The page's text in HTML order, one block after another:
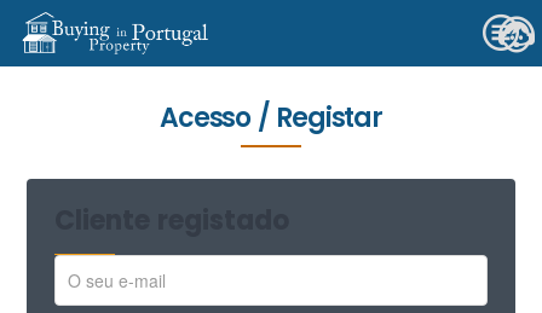
Acesso / Registar